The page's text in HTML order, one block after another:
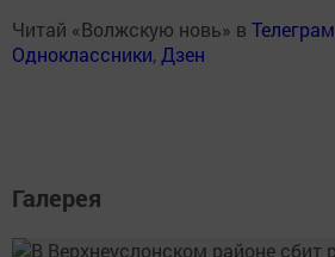
Читай «Волжскую новь» в Телеграм
Одноклассники,Дзен
Галерея